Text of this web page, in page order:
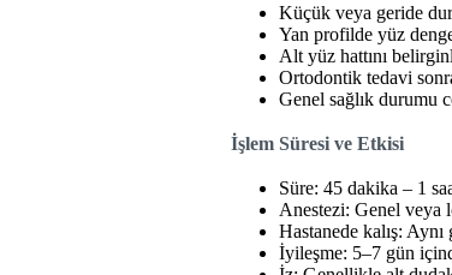
Küçük veya geride
Yan profilde yüz
Alt yüz hattını
Ortodontik tedavi
Genel sağlık durumu
İşlem Süresi ve Etkisi
Süre: 45 dakika – 1
Anestezi: Genel veya
Hastanede kalış: Aynı
İyileşme: 5–7 gün